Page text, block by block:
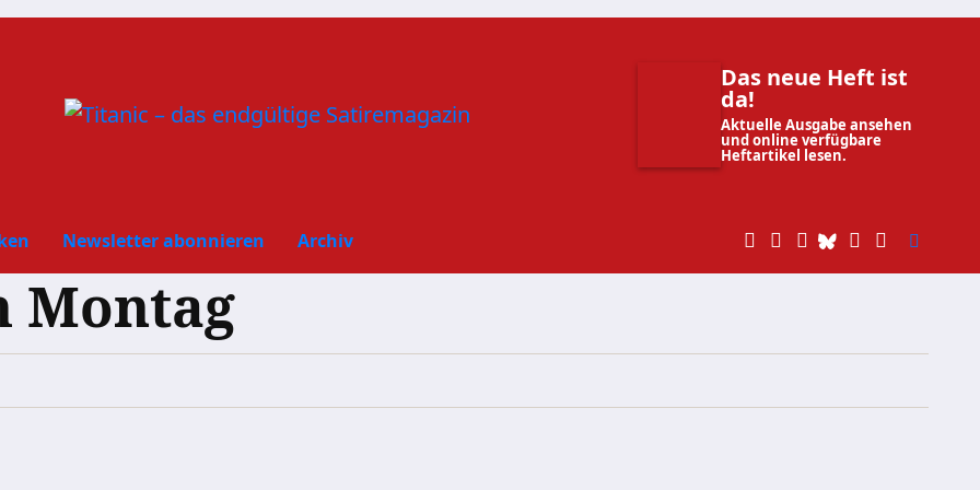
Das neue Heft ist
da!
Aktuelle Ausgabe ansehen
und online verfügbare
Heftartikel lesen.
Newsletter abonnieren Archiv
Montag